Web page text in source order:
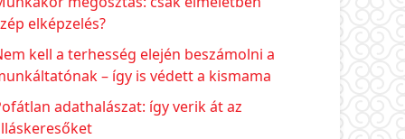
elképzelés?
kell a terhesség elején beszámolni a
– így is védett a kismama
adathalászat: így verik át az